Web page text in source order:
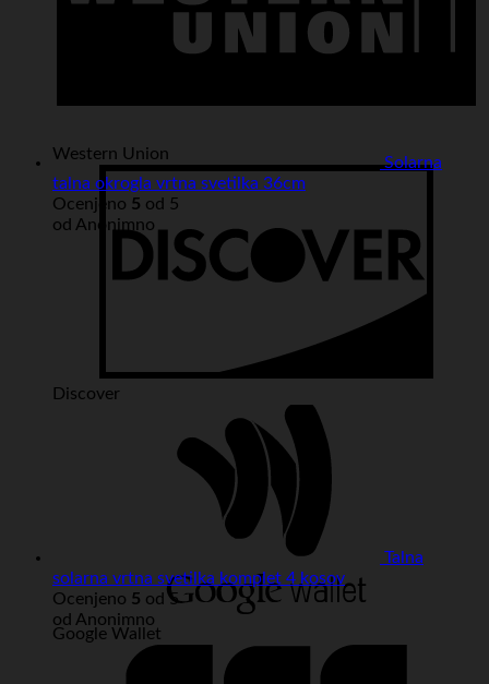
Western Union
Discover
Google Wallet
Solarna
talna okrogla vrtna svetilka 36cm
Ocenjeno 5 od 5
od Anonimno
Talna
solarna vrtna svetilka komplet 4 kosov
Ocenjeno 5 od 5
od Anonimno